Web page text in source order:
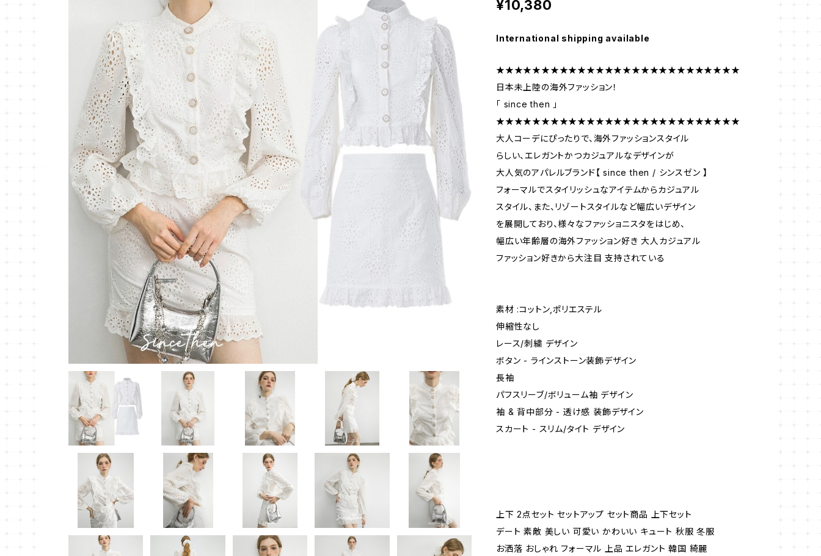
¥10,380
International shipping available
★★★★★★★★★★★★★★★★★★★★★★★★★★★
日本未上陸の海外ファッション！
「 since then 」
★★★★★★★★★★★★★★★★★★★★★★★★★★★
大人コーデにぴったりで、海外ファッションスタイル
らしい、エレガントかつカジュアルなデザインが
大人気のアパレルブランド【 since then / シンスゼン 】
フォーマルでスタイリッシュなアイテムからカジュアル
スタイル、また、リゾートスタイルなど幅広いデザイン
を展開しており、様々なファッショニスタをはじめ、
幅広い年齢層の海外ファッション好き 大人カジュアル
ファッション好きから大注目 支持されている
素材 :コットン,ポリエステル
伸縮性なし
レース/刺繍 デザイン
ボタン - ラインストーン装飾デザイン
長袖
パフスリーブ/ボリューム袖 デザイン
袖 & 背中部分 - 透け感 装飾デザイン
スカート - スリム/タイト デザイン
上下 2点セット セットアップ セット商品 上下セット
デート 素敵 美しい 可愛い かわいい キュート 秋服 冬服
お洒落 おしゃれ フォーマル 上品 エレガント 韓国 綺麗